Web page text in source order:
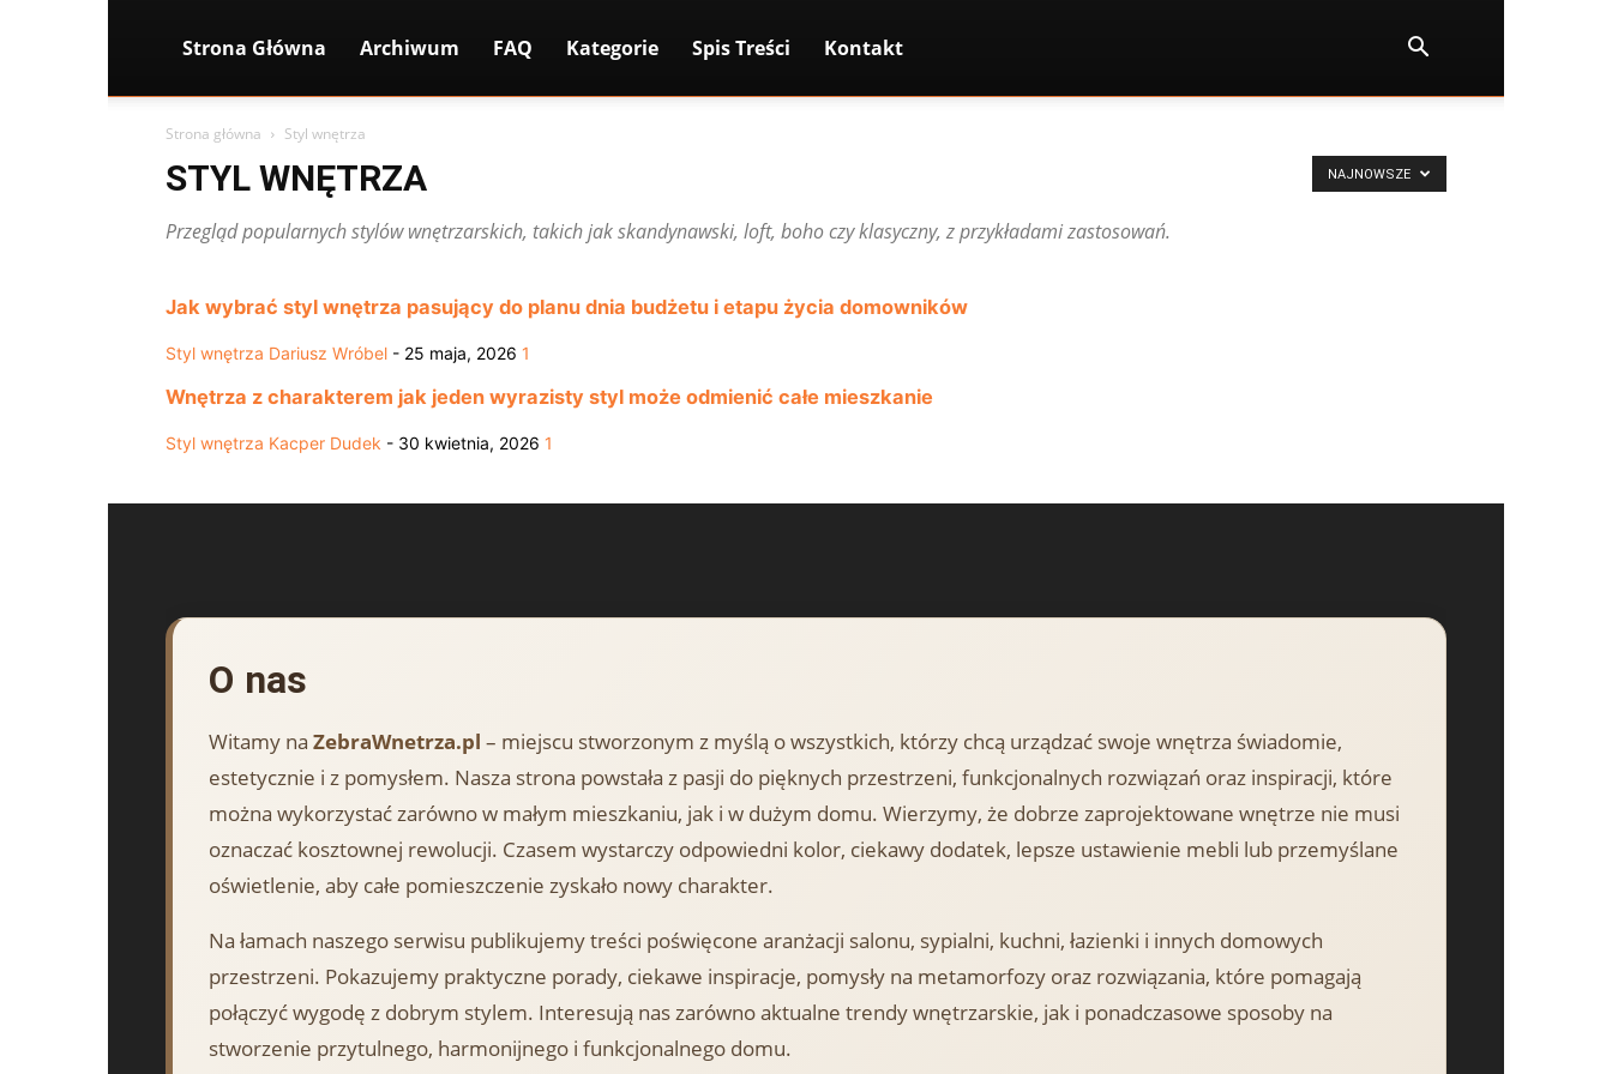
Strona Główna Archiwum FAQ Kategorie Spis Treści Kontakt
Strona główna Styl wnętrza
STYL WNĘTRZA
Przegląd popularnych stylów wnętrzarskich, takich jak skandynawski, loft, boho czy klasyczny, z przykładami zastosowań.
NAJNOWSZE
Jak wybrać styl wnętrza pasujący do planu dnia budżetu i etapu życia domowników
Styl wnętrza Dariusz Wróbel - 25 maja, 2026 1
Wnętrza z charakterem jak jeden wyrazisty styl może odmienić całe mieszkanie
Styl wnętrza Kacper Dudek - 30 kwietnia, 2026 1
O nas
Witamy na ZebraWnetrza.pl – miejscu stworzonym z myślą o wszystkich, którzy chcą urządzać swoje wnętrza świadomie,
estetycznie i z pomysłem. Nasza strona powstała z pasji do pięknych przestrzeni, funkcjonalnych rozwiązań oraz inspiracji, które
można wykorzystać zarówno w małym mieszkaniu, jak i w dużym domu. Wierzymy, że dobrze zaprojektowane wnętrze nie musi
oznaczać kosztownej rewolucji. Czasem wystarczy odpowiedni kolor, ciekawy dodatek, lepsze ustawienie mebli lub przemyślane
oświetlenie, aby całe pomieszczenie zyskało nowy charakter.
Na łamach naszego serwisu publikujemy treści poświęcone aranżacji salonu, sypialni, kuchni, łazienki i innych domowych
przestrzeni. Pokazujemy praktyczne porady, ciekawe inspiracje, pomysły na metamorfozy oraz rozwiązania, które pomagają
połączyć wygodę z dobrym stylem. Interesują nas zarówno aktualne trendy wnętrzarskie, jak i ponadczasowe sposoby na
stworzenie przytulnego, harmonijnego i funkcjonalnego domu.